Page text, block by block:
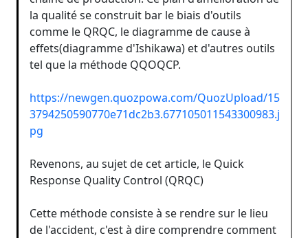
la qualité se construit bar le biais d'outils
comme le QRQC, le diagramme de cause à
effets(diagramme d'Ishikawa) et d'autres outils
tel que la méthode QQOQCP.
https://newgen.quozpowa.com/QuozUpload/15
3794250590770e71dc2b3.677105011543300983.j
pg
Revenons, au sujet de cet article, le Quick
Response Quality Control (QRQC)
Cette méthode consiste à se rendre sur le lieu
de l'accident, c'est à dire comprendre comment